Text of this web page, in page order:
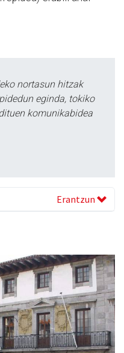
nortasun hitzak
eginda, tokiko
komunikabidea
Erantzun